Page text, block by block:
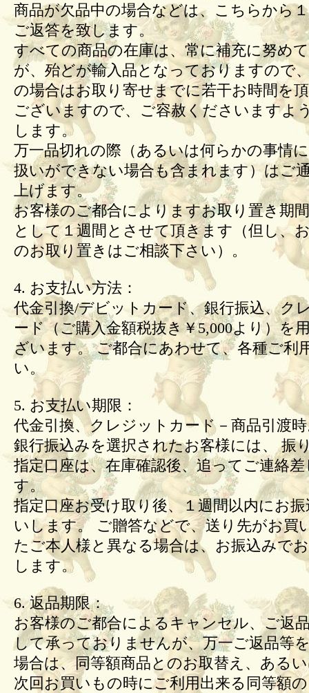
商品が欠品中の場合などは、こちらから
ご返答を致します。
すべての商品の在庫は、常に補充に努め
が、殆どが輸入品となっておりますので
の場合はお取り寄せまでに若干お時間を
ございますので、ご容赦くださいますよ
します。
万一品切れの際（あるいは何らかの事情
扱いができない場合も含まれます）はご
上げます。
お客様のご都合によりますお取り置き期
として１週間とさせて頂きます（但し、
のお取り置きはご相談下さい）。
4. お支払い方法：
代金引換/デビットカード、銀行振込、ク
ード（ご購入金額税抜き￥5,000より）を
ざいます。 ご都合にあわせて、各種ご利
い。
5. お支払い期限：
代金引換、クレジットカード－商品引渡
銀行振込みを選択されたお客様には、 振
指定口座は、在庫確認後、追ってご連絡
す。
指定口座お受け取り後、１週間以内にお
いします。 ご贈答などで、送り先がお買
たご本人様と異なる場合は、お振込みで
します。
6. 返品期限：
お客様のご都合によるキャンセル、ご返
して承っておりませんが、万一ご返品等
場合は、同等額商品とのお取替え、ある
次回お買いもの時にご利用出来る同等額